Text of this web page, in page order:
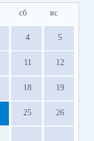
сб вс
4 5
11 12
18 19
25 26